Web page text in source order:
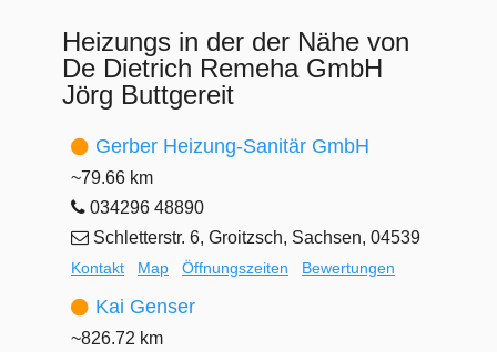
Heizungs in der der Nähe von
De Dietrich Remeha GmbH
Jörg Buttgereit
Gerber Heizung-Sanitär GmbH
~79.66 km
034296 48890
Schletterstr. 6, Groitzsch, Sachsen, 04539
Kontakt Map Öffnungszeiten Bewertungen
Kai Genser
~826.72 km